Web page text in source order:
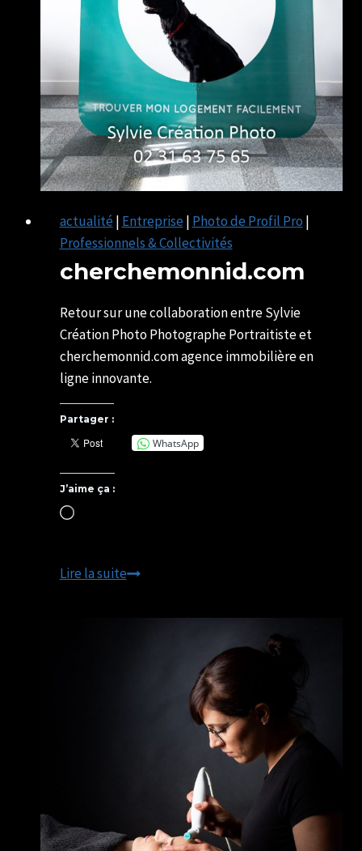
actualité | Entreprise | Photo de Profil Pro |
Professionnels & Collectivités
cherchemonnid.com
CHATELAIS
Retour sur une collaboration entre Sylvie
Création Photo Photographe Portraitiste et
cherchemonnid.com agence immobilière en
ligne innovante.
Partager :
WhatsApp
J’aime ça :
Chargement…
Lire la suitecherchemonnid.com